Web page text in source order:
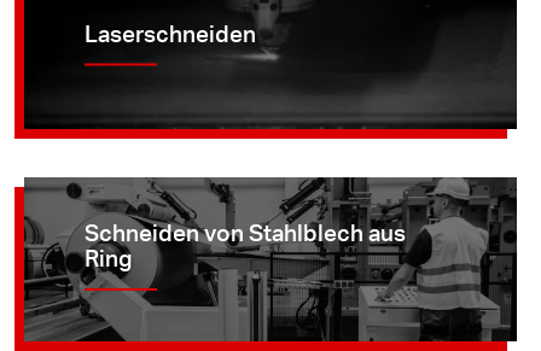
Laserschneiden
Schneiden von Stahlblech aus
Ring